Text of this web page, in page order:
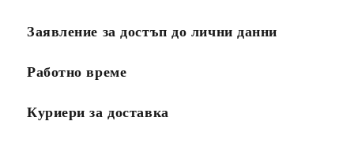
Заявление за достъп до лични данни
Работно време
Куриери за доставка